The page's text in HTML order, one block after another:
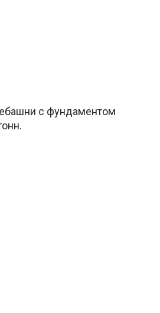
с фундаментом